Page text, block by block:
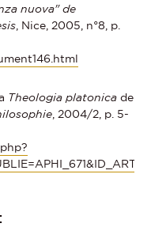
nuova" de
, Nice, 2005, n°8, p.
Theologia platonica de
, 2004/2, p. 5-